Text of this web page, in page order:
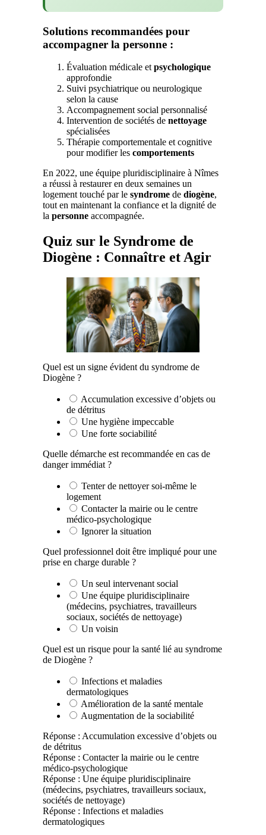
Solutions recommandées pour
accompagner la personne :
Évaluation médicale etpsychologique
approfondie
Suivi psychiatrique ou neurologique
selon la cause
Accompagnement social personnalisé
Intervention de sociétés de nettoyage
spécialisées
Thérapie comportementale et cognitive
pour modifier les comportements
En 2022, une équipe pluridisciplinaire à Nîmes
a réussi à restaurer en deux semaines un
logement touché par le syndrome de diogène,
tout en maintenant la confiance et la dignité de
la personne accompagnée.
Quiz sur le Syndrome de
Diogène : Connaître et Agir
Quel est un signe évident du syndrome de
Diogène ?
Accumulation excessive d’objets ou
de détritus
Une hygiène impeccable
Une forte sociabilité
Quelle démarche est recommandée en cas de
danger immédiat ?
Tenter de nettoyer soi-même le
logement
Contacter la mairie ou le centre
médico-psychologique
Ignorer la situation
Quel professionnel doit être impliqué pour une
prise en charge durable ?
Un seul intervenant social
Une équipe pluridisciplinaire
(médecins, psychiatres, travailleurs
sociaux, sociétés de nettoyage)
Un voisin
Quel est un risque pour la santé lié au syndrome
de Diogène ?
Infections et maladies
dermatologiques
Amélioration de la santé mentale
Augmentation de la sociabilité
Réponse : Accumulation excessive d’objets ou
de détritus
Réponse : Contacter la mairie ou le centre
médico-psychologique
Réponse : Une équipe pluridisciplinaire
(médecins, psychiatres, travailleurs sociaux,
sociétés de nettoyage)
Réponse : Infections et maladies
dermatologiques